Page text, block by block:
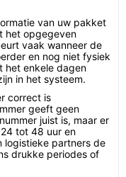
van uw pakket
het opgegeven
vaak wanneer de
en nog niet fysiek
het enkele dagen
in het systeem.
correct is
geeft geen
juist is, maar er
tot 48 uur en
logistieke partners de
drukke periodes of